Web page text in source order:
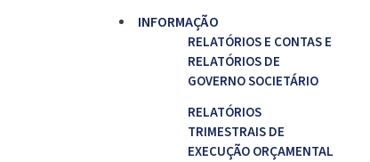
INFORMAÇÃO
RELATÓRIOS E CONTAS E
RELATÓRIOS DE
GOVERNO SOCIETÁRIO
RELATÓRIOS
TRIMESTRAIS DE
EXECUÇÃO ORÇAMENTAL